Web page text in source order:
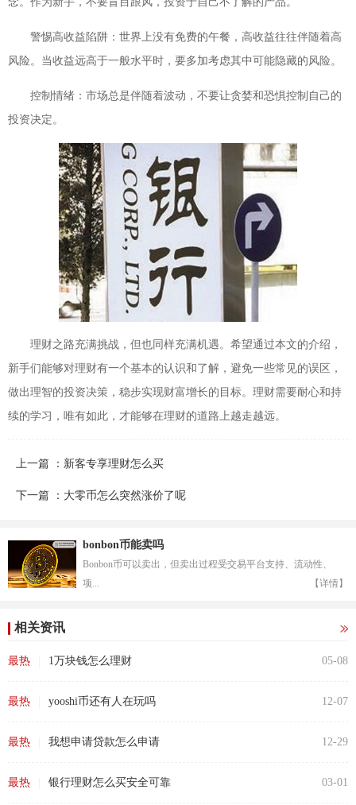
警惕高收益陷阱：世界上没有免费的午餐，高收益往往伴随着高
风险。当收益远高于一般水平时，要多加考虑其中可能隐藏的风险。
控制情绪：市场总是伴随着波动，不要让贪婪和恐惧控制自己的
投资决定。
理财之路充满挑战，但也同样充满机遇。希望通过本文的介绍，
新手们能够对理财有一个基本的认识和了解，避免一些常见的误区，
做出理智的投资决策，稳步实现财富增长的目标。理财需要耐心和持
续的学习，唯有如此，才能够在理财的道路上越走越远。
上一篇 ：新客专享理财怎么买
下一篇 ：大零币怎么突然涨价了呢
bonbon币能卖吗
Bonbon币可以卖出，但卖出过程受交易平台支持、流动性、
项...
【详情】
相关资讯
最热 1万块钱怎么理财 05-08
最热 yooshi币还有人在玩吗 12-07
最热 我想申请贷款怎么申请 12-29
最热 银行理财怎么买安全可靠 03-01